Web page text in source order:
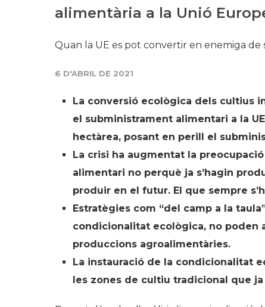
alimentària a la Unió
Quan la UE es pot convertir en enemiga de
6 D'ABRIL DE 2021
La conversió ecològica dels cultius
el subministrament alimentari a la
hectàrea, posant en perill el
La crisi ha augmentat la
alimentari no perquè ja s’hagin
produir en el futur. El que sempre
Estratègies com “del camp a la
condicionalitat ecològica, no poden
produccions agroalimentàries.
La instauració de la condicionalitat
les zones de cultiu tradicional que